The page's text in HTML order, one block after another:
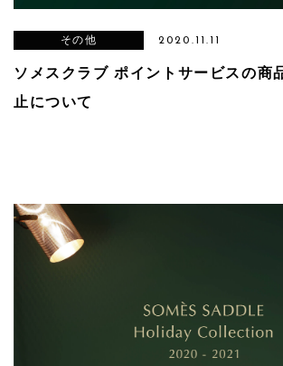
その他 2020.11.11
ソメスクラブ ポイントサービスの商
止について